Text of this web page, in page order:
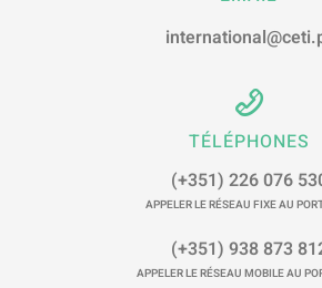
TÉLÉPHONES
(+351) 226 076
APPELER LE RÉSEAU FIXE AU
(+351) 938 873
APPELER LE RÉSEAU MOBILE AU